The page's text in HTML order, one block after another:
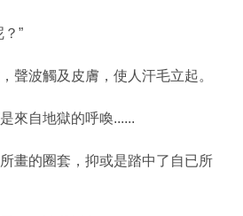
”
聲波觸及皮膚，使人汗毛立起。
來自地獄的呼喚......
畫的圈套，抑或是踏中了自已所